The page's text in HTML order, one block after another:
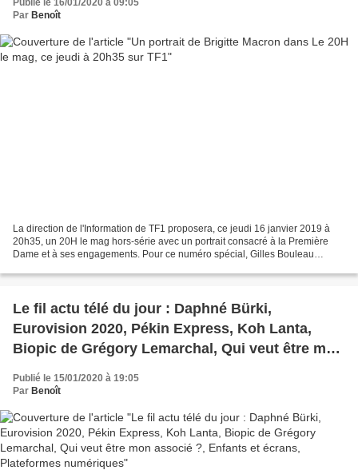
Par Benoît
La direction de l'Information de TF1 proposera, ce jeudi 16 janvier 2019 à
20h35, un 20H le mag hors-série avec un portrait consacré à la Première
Dame et à ses engagements. Pour ce numéro spécial, Gilles Bouleau
Le fil actu télé du jour : Daphné Bürki,
Eurovision 2020, Pékin Express, Koh Lanta,
Biopic de Grégory Lemarchal, Qui veut être mon
associé ?, Enfants et écrans, Plateformes
numériques
Publié le 15/01/2020 à 19:05
Par Benoît